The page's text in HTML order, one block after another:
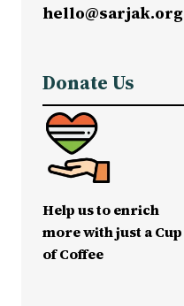
hello@sarjak.org
Donate Us
Help us to enrich
more with just a Cup
of Coffee